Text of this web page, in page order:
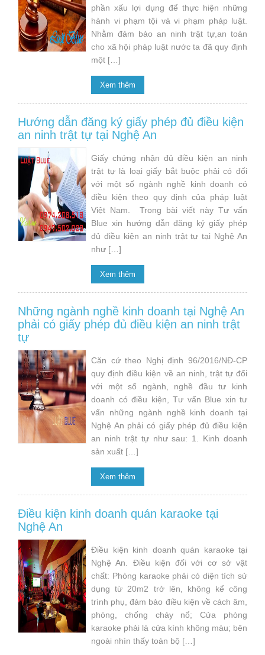
phần xấu lợi dụng để thực hiện những
hành vi phạm tội và vi phạm pháp luật.
Nhằm đảm bảo an ninh trật tự,an toàn
cho xã hội pháp luật nước ta đã quy định
một […]
Xem thêm
Hướng dẫn đăng ký giấy phép đủ điều kiện
an ninh trật tự tại Nghệ An
Giấy chứng nhận đủ điều kiện an ninh
trật tự là loại giấy bắt buộc phải có đối
với một số ngành nghề kinh doanh có
điều kiện theo quy định của pháp luật
Việt Nam. Trong bài viết này Tư vấn
Blue xin hướng dẫn đăng ký giấy phép
đủ điều kiện an ninh trật tự tại Nghệ An
như […]
Xem thêm
Những ngành nghề kinh doanh tại Nghệ An
phải có giấy phép đủ điều kiện an ninh trật
tự
Căn cứ theo Nghị định 96/2016/NĐ-CP
quy định điều kiện về an ninh, trật tự đối
với một số ngành, nghề đầu tư kinh
doanh có điều kiện, Tư vấn Blue xin tư
vấn những ngành nghề kinh doanh tại
Nghệ An phải có giấy phép đủ điều kiện
an ninh trật tự như sau: 1. Kinh doanh
sản xuất […]
Xem thêm
Điều kiện kinh doanh quán karaoke tại
Nghệ An
Điều kiện kinh doanh quán karaoke tại
Nghệ An. Điều kiện đối với cơ sở vật
chất: Phòng karaoke phải có diện tích sử
dụng từ 20m2 trở lên, không kể công
trình phụ, đảm bảo điều kiện về cách âm,
phòng, chống cháy nổ; Cửa phòng
karaoke phải là cửa kính không màu; bên
ngoài nhìn thấy toàn bộ […]